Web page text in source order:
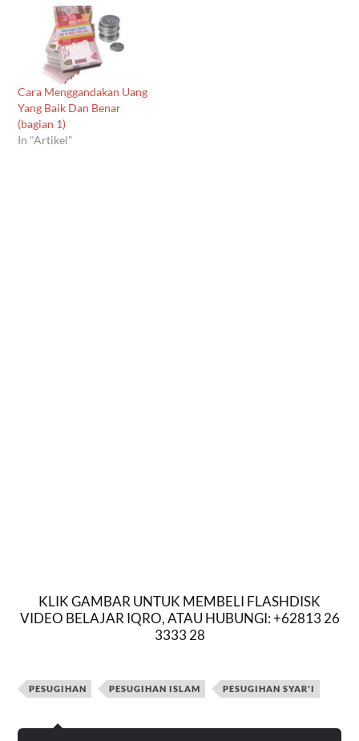
Cara Menggandakan Uang
Yang Baik Dan Benar
(bagian 1)
In "Artikel"
KLIK GAMBAR UNTUK MEMBELI FLASHDISK
VIDEO BELAJAR IQRO, ATAU HUBUNGI: +62813 26
3333 28
PESUGIHAN PESUGIHAN ISLAM PESUGIHAN SYAR'I